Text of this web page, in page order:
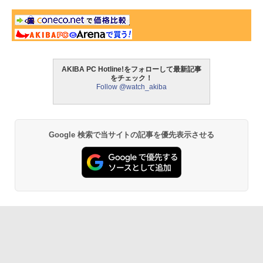
AKIBA PC Hotline!をフォローして最新記事
をチェック！
Follow @watch_akiba
Google 検索で当サイトの記事を優先表示させる